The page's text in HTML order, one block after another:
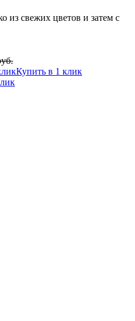
из свежих цветов и затем с
Купить в 1 клик